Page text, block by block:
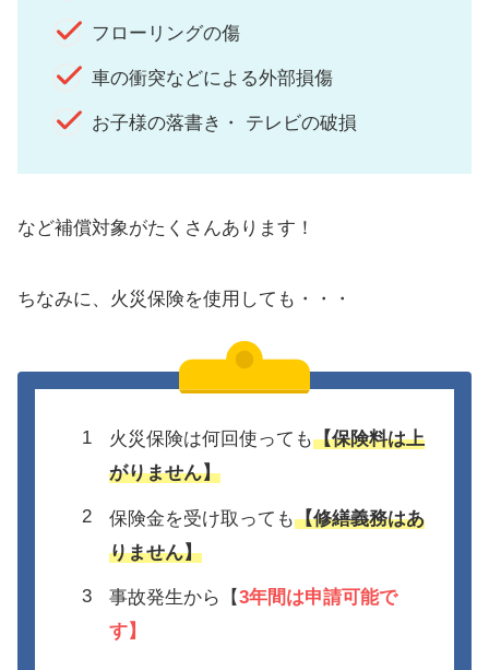
フローリングの傷
車の衝突などによる外部損傷
お子様の落書き・ テレビの破損
など補償対象がたくさんあります！
ちなみに、火災保険を使用しても・・・
火災保険は何回使っても【保険料は上
がりません】
保険金を受け取っても【修繕義務はあ
りません】
事故発生から【3年間は申請可能で
す】